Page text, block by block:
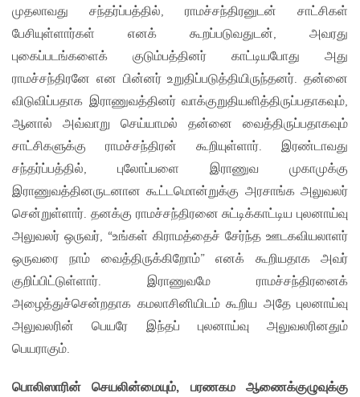
முதலாவது சந்தர்ப்பத்தில், ராமச்சந்திரனுடன் சாட்சிகள்
பேசியுள்ளார்கள் எனக் கூறப்படுவதுடன், அவரது
புகைப்படங்களைக் குடும்பத்தினர் காட்டியபோது அது
ராமச்சந்திரனே என பின்னர் உறுதிப்படுத்தியிருந்தனர். தன்னை
விடுவிப்பதாக இராணுவத்தினர் வாக்குறுதியளித்திருப்பதாகவும்,
ஆனால் அவ்வாறு செய்யாமல் தன்னை வைத்திருப்பதாகவும்
சாட்சிகளுக்கு ராமச்சந்திரன் கூறியுள்ளார். இரண்டாவது
சந்தர்ப்பத்தில், புலோப்பளை இராணுவ முகாமுக்கு
இராணுவத்தினருடனான கூட்டமொன்றுக்கு அரசாங்க அலுவலர்
சென்றுள்ளார். தனக்கு ராமச்சந்திரனை சுட்டிக்காட்டிய புலனாய்வு
அலுவலர் ஒருவர், “உங்கள் கிராமத்தைச் சேர்ந்த ஊடகவியலாளர்
ஒருவரை நாம் வைத்திருக்கிறோம்” எனக் கூறியதாக அவர்
குறிப்பிட்டுள்ளார். இராணுவமே ராமச்சந்திரனைக்
அழைத்துச்சென்றதாக கமலாசினியிடம் கூறிய அதே புலனாய்வு
அலுவலரின் பெயரே இந்தப் புலனாய்வு அலுவலரினதும்
பெயராகும்.
பொலிஸாரின் செயலின்மையும், பரணகம ஆணைக்குழுவுக்கு